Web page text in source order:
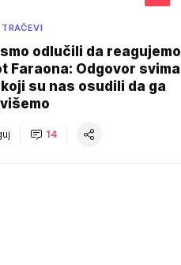
odlučili da reagujemo
Faraona: Odgovor svima
su nas osudili da ga
14